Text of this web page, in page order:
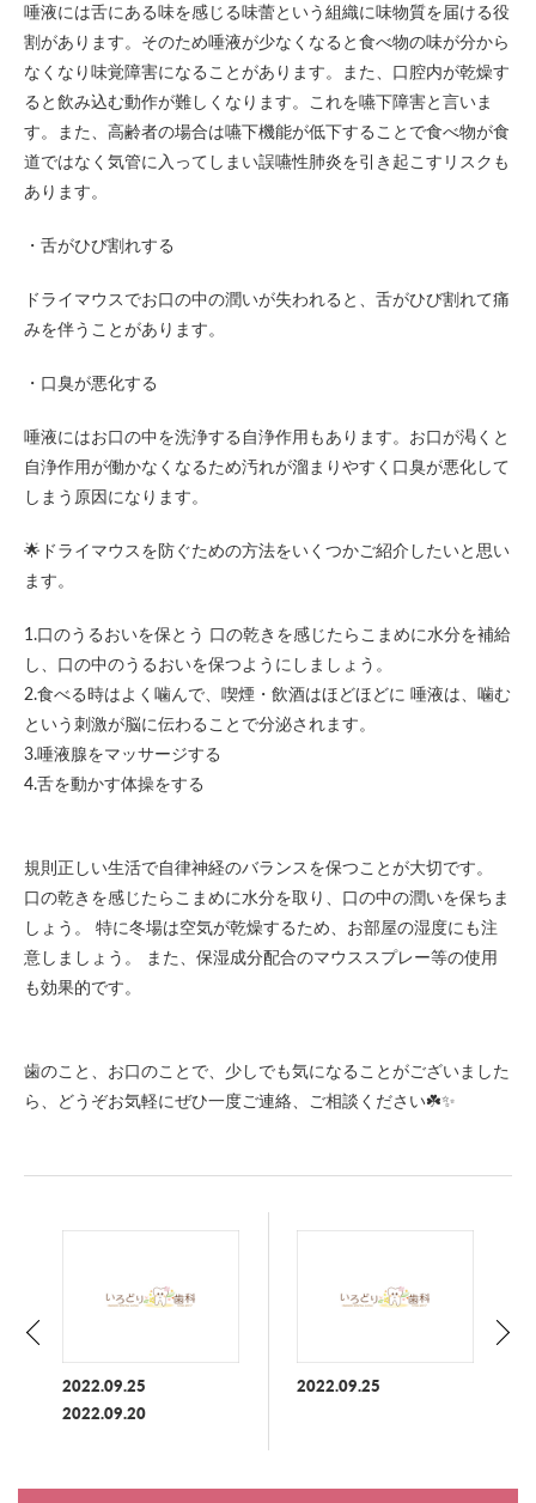
唾液には舌にある味を感じる味蕾という組織に味物質を届ける役
割があります。そのため唾液が少なくなると食べ物の味が分から
なくなり味覚障害になることがあります。また、口腔内が乾燥す
ると飲み込む動作が難しくなります。これを嚥下障害と言いま
す。また、高齢者の場合は嚥下機能が低下することで食べ物が食
道ではなく気管に入ってしまい誤嚥性肺炎を引き起こすリスクも
あります。
・舌がひび割れする
ドライマウスでお口の中の潤いが失われると、舌がひび割れて痛
みを伴うことがあります。
・口臭が悪化する
唾液にはお口の中を洗浄する自浄作用もあります。お口が渇くと
自浄作用が働かなくなるため汚れが溜まりやすく口臭が悪化して
しまう原因になります。
🌟ドライマウスを防ぐための方法をいくつかご紹介したいと思い
ます。
1.口のうるおいを保とう 口の乾きを感じたらこまめに水分を補給
し、口の中のうるおいを保つようにしましょう。
2.食べる時はよく噛んで、喫煙・飲酒はほどほどに 唾液は、噛む
という刺激が脳に伝わることで分泌されます。
3.唾液腺をマッサージする
4.舌を動かす体操をする
規則正しい生活で自律神経のバランスを保つことが大切です。
口の乾きを感じたらこまめに水分を取り、口の中の潤いを保ちま
しょう。 特に冬場は空気が乾燥するため、お部屋の湿度にも注
意しましょう。 また、保湿成分配合のマウススプレー等の使用
も効果的です。
歯のこと、お口のことで、少しでも気になることがございました
ら、どうぞお気軽にぜひ一度ご連絡、ご相談ください☘️✨
2022.09.25
2022.09.20
2022.09.25